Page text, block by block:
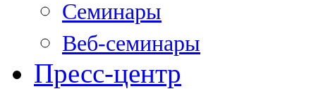
Семинары
Веб-семинары
Пресс-центр